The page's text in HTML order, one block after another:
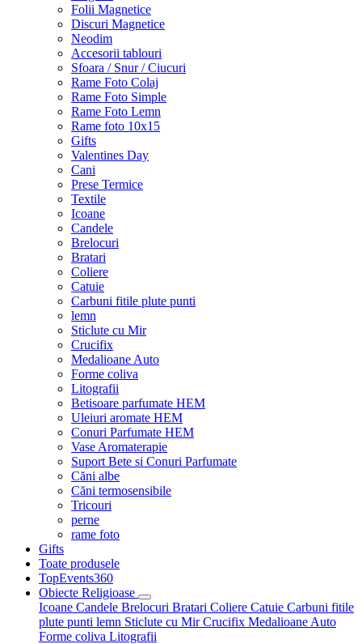
Folii Magnetice
Discuri Magnetice
Neodim
Accesorii tablouri
Sfoara / Snur / Ciucuri
Rame Foto Colaj
Rame Foto Simple
Rame Foto Lemn
Rame foto 10x15
Gifts
Valentines Day
Cani
Prese Termice
Textile
Icoane
Candele
Brelocuri
Bratari
Coliere
Catuie
Carbuni fitile plute punti
lemn
Sticlute cu Mir
Crucifix
Medalioane Auto
Forme coliva
Litografii
Betisoare parfumate HEM
Uleiuri aromate HEM
Conuri Parfumate HEM
Vase Aromaterapie
Suport Bete si Conuri Parfumate
Căni albe
Căni termosensibile
Tricouri
perne
rame foto
Gifts
Toate produsele
TopEvents360
Obiecte Religioase
Icoane Candele Brelocuri Bratari Coliere Catuie Carbuni fitile
plute punti lemn Sticlute cu MirCrucifix Medalioane Auto
Forme coliva Litografii